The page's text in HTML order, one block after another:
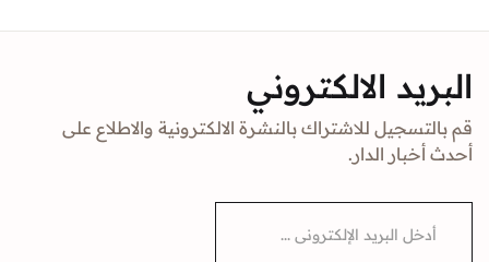
البريد الالكتروني
قم بالتسجيل للاشتراك بالنشرة الالكترونية والاطلاع على
أحدث أخبار الدار.